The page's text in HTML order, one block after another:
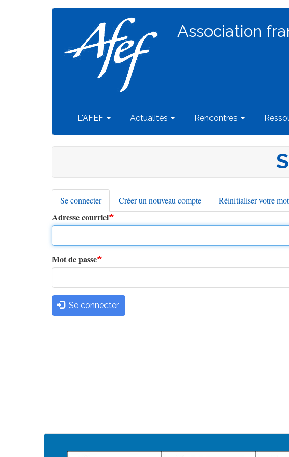
Association
Navigation
principale
L'AFEF Actualités Rencontres
Onglets
principaux
Se connecter(onglet
actif)
Créer un nouveau compte Réinitialiser votre
Adresse courriel
Mot de passe
Se connecter